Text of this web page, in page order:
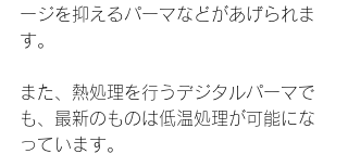
ージを抑えるパーマなどがあげられま
す。
また、熱処理を行うデジタルパーマで
も、最新のものは低温処理が可能にな
っています。